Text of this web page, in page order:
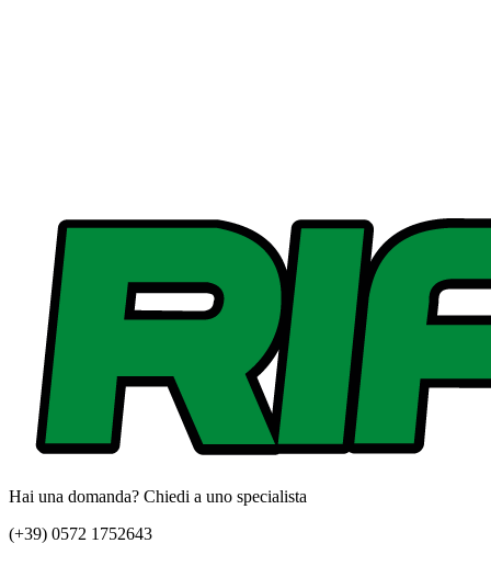
Hai una domanda? Chiedi a uno specialista
(+39) 0572 1752643